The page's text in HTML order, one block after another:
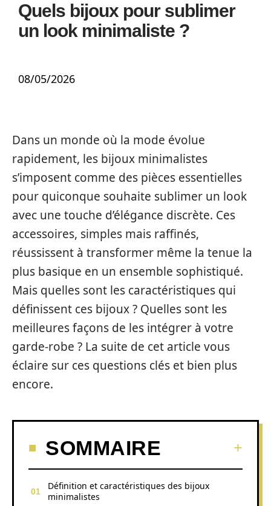
Quels bijoux pour sublimer
un look minimaliste ?
08/05/2026
Dans un monde où la mode évolue
rapidement, les bijoux minimalistes
s’imposent comme des pièces essentielles
pour quiconque souhaite sublimer un look
avec une touche d’élégance discrète. Ces
accessoires, simples mais raffinés,
réussissent à transformer même la tenue la
plus basique en un ensemble sophistiqué.
Mais quelles sont les caractéristiques qui
définissent ces bijoux ? Quelles sont les
meilleures façons de les intégrer à votre
garde-robe ? La suite de cet article vous
éclaire sur ces questions clés et bien plus
encore.
SOMMAIRE
Définition et caractéristiques des bijoux
minimalistes